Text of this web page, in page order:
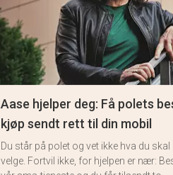
Aase hjelper deg: Få polets
kjøp sendt rett til din mobil
Du står på polet og vet ikke hva du skal
velge. Fortvil ikke, for hjelpen er nær: